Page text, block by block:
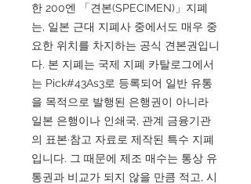
한 200엔 「견본(SPECIMEN)」지폐
는, 일본 근대 지폐사 중에서도 매우 중
요한 위치를 차지하는 공식 견본권입니
다. 본 지폐는 국제 지폐 카탈로그에서
는 Pick#43As3로 등록되어 일반 유통
을 목적으로 발행된 은행권이 아니라
일본 은행이나 인쇄국, 관계 금융기관
의 표본·참고 자료로 제작된 특수 지폐
입니다. 그 때문에 제조 매수는 통상 유
통권과 비교가 되지 않을 만큼 적고, 시